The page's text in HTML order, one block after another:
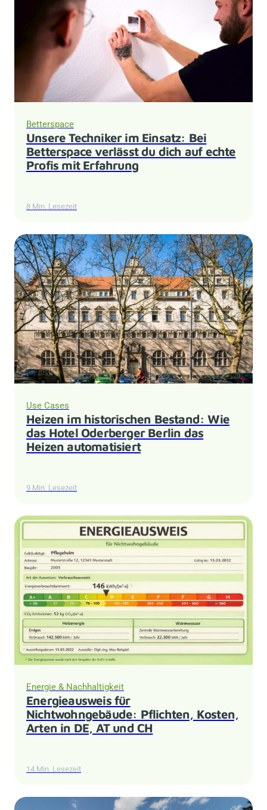
Betterspace
Unsere Techniker im Einsatz: Bei
Betterspace verlässt du dich auf echte
Profis mit Erfahrung
8 Min. Lesezeit
Use Cases
Heizen im historischen Bestand: Wie
das Hotel Oderberger Berlin das
Heizen automatisiert
9 Min. Lesezeit
Energie & Nachhaltigkeit
Energieausweis für
Nichtwohngebäude: Pflichten, Kosten,
Arten in DE, AT und CH
14 Min. Lesezeit